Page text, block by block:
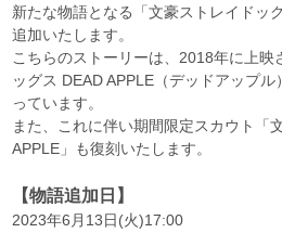
新たな物語となる「文豪ストレイドッ
追加いたします。
こちらのストーリーは、2018年に上映
ッグス DEAD APPLE（デッドアップ
っています。
また、これに伴い期間限定スカウト「
APPLE」も復刻いたします。
【物語追加日】
2023年6月13日(火)17:00